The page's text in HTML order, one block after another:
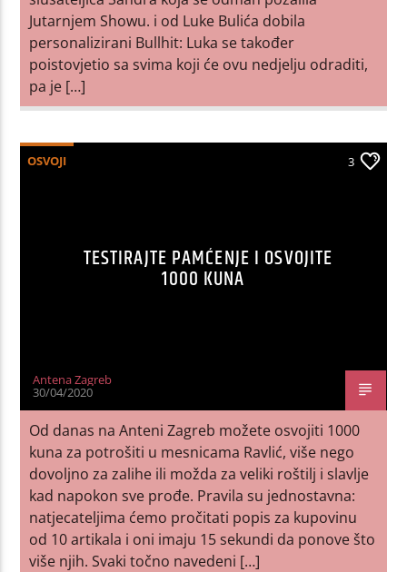
Jutarnjem Showu. i od Luke Bulića dobila
personalizirani Bullhit: Luka se također
poistovjetio sa svima koji će ovu nedjelju odraditi,
pa je […]
OSVOJI 3
TESTIRAJTE PAMĆENJE I OSVOJITE
1000 KUNA
Antena Zagreb
30/04/2020
Od danas na Anteni Zagreb možete osvojiti 1000
kuna za potrošiti u mesnicama Ravlić, više nego
dovoljno za zalihe ili možda za veliki roštilj i slavlje
kad napokon sve prođe. Pravila su jednostavna:
natjecateljima ćemo pročitati popis za kupovinu
od 10 artikala i oni imaju 15 sekundi da ponove što
više njih. Svaki točno navedeni […]